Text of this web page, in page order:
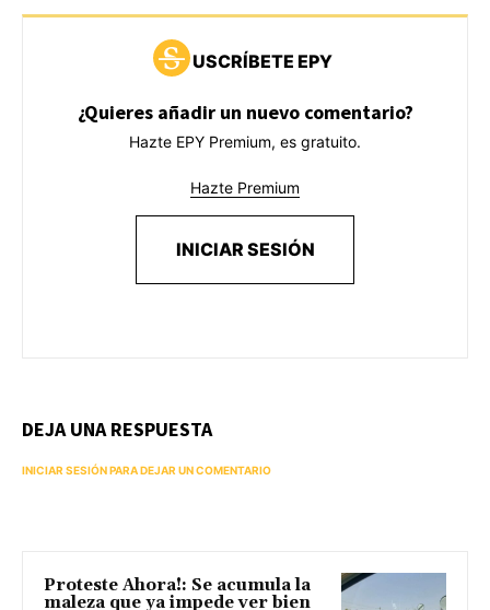
USCRÍBETE EPY
¿Quieres añadir un nuevo comentario?
Hazte EPY Premium, es gratuito.
Hazte Premium
INICIAR SESIÓN
DEJA UNA RESPUESTA
INICIAR SESIÓN PARA DEJAR UN COMENTARIO
Proteste Ahora!: Se acumula la
maleza que ya impede ver bien